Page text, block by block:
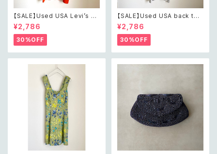
【SALE】Used USA Levi’s su
nrise design orange t shirt
レトロ アメリカ ユーズド 古着
リーバイス サンライズ デザイン
オレンジ Tシャツ XXL
¥2,786
30%OFF
【SALE】Used USA back to t
he 80s car design t shirt レ
トロ アメリカ ユーズド 古着 カ
ーデザイン ライトグレー Tシャ
ツ XXL
¥2,786
30%OFF